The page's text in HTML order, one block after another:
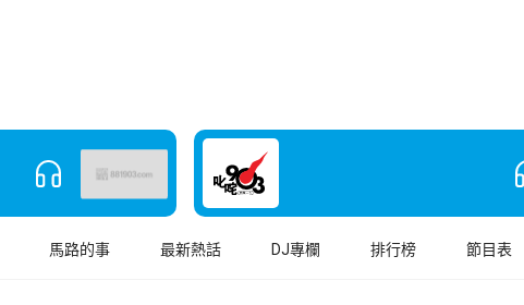
馬路的事 最新熱話 DJ專欄 排行榜 節目表